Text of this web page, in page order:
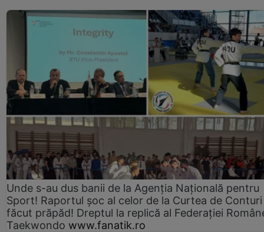
Unde s-au dus banii de la Agenția Națională pentru
Sport! Raportul șoc al celor de la Curtea de Conturi
făcut prăpăd! Dreptul la replică al Federației
Taekwondo www.fanatik.ro